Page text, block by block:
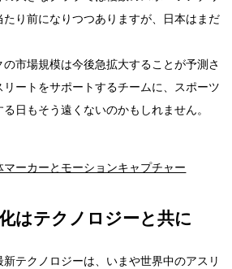
たり前になりつつありますが、日本はまだ
市場規模は今後急拡大することが予測さ
ートをサポートするチームに、スポーツ
日もそう遠くないのかもしれません。
ーカーとモーションキャプチャー
はテクノロジーと共に
テクノロジーは、いまや世界中のアスリ